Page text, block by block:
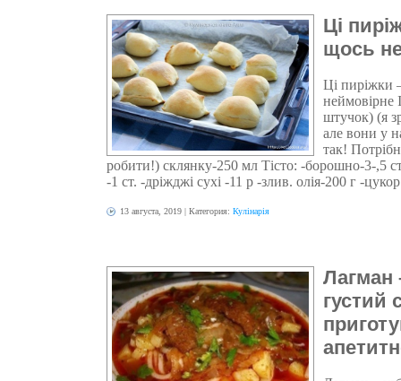
Ці
щось
Ці пиріжки
неймовірне
штучок) (я
але вони у
так!
робити!) склянку-250 мл Тісто: -борошно-3-,5
-1 ст. -дріжджі сухі -11 р -злив. олія-200 г -
13 августа, 2019 | Категория:Кулінарія
Лагман
густий